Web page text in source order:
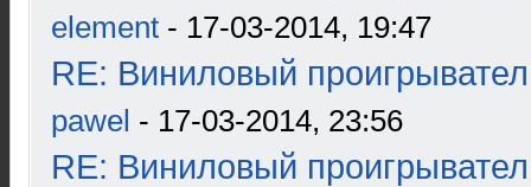
element - 17-03-2014, 19:47
RE: Виниловый
pawel - 17-03-2014, 23:56
RE: Виниловый